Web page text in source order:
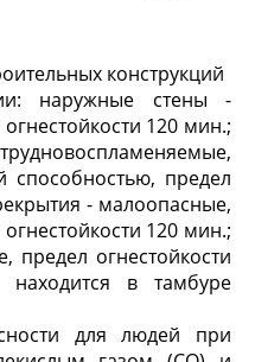
конструкций
наружные стены -
120 мин.;
предел
- малоопасные,
120 мин.;
предел огнестойкости
в тамбуре
для людей при